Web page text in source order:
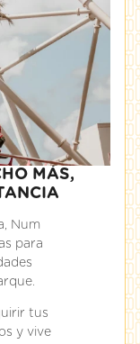
MÁS,
Num
para
tus
y vive